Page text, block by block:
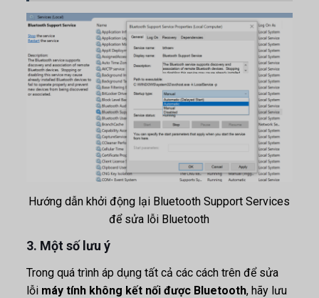
Hướng dẫn khởi động lại Bluetooth Support Services
để sửa lỗi Bluetooth
3. Một số lưu ý
Trong quá trình áp dụng tất cả các cách trên để sửa
lỗi máy tính không kết nối được Bluetooth, hãy lưu